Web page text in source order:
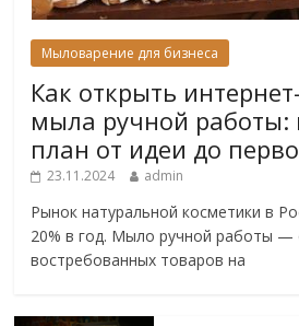
Мыловарение для бизнеса
Как открыть
мыла ручной
план от идеи до
23.11.2024 admin
Рынок натуральной косметики в
20% в год. Мыло ручной работы —
востребованных товаров на